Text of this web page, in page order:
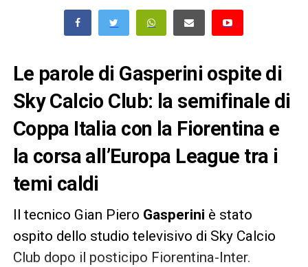
Le parole di Gasperini ospite di
Sky Calcio Club: la semifinale di
Coppa Italia con la Fiorentina e
la corsa all’Europa League tra i
temi caldi
Il tecnico Gian Piero Gasperini è stato
ospito dello studio televisivo di Sky Calcio
Club dopo il posticipo Fiorentina-Inter.